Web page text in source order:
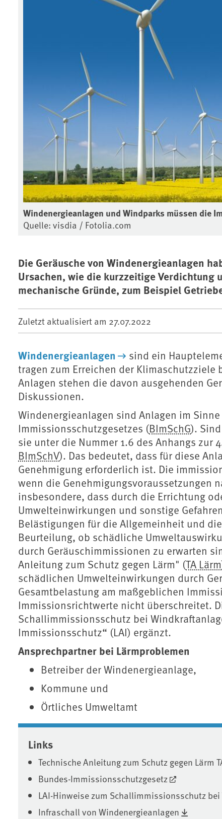
Windenergieanlagen und Windparks müssen die
Quelle: visdia / Fotolia.com
Die Geräusche von Windenergieanlagen
Ursachen, wie die kurzzeitige Verdichtung
mechanische Gründe, zum Beispiel
Zuletzt aktualisiert am 27.07.2022
Windenergieanlagen
sind ein
tragen zum Erreichen der
Anlagen stehen die davon ausgehenden
Diskussionen.
Windenergieanlagen sind Anlagen im
Immissionsschutzgesetzes (BImSchG).
sie unter die Nummer 1.6 des Anhangs
BImSchV). Das bedeutet, dass für diese
Genehmigung erforderlich ist. Die
wenn die Genehmigungsvoraussetzungen
insbesondere, dass durch die Errichtung
Umwelteinwirkungen und sonstige
Belästigungen für die Allgemeinheit und
Beurteilung, ob schädliche
durch Geräuschimmissionen zu erwarten
Anleitung zum Schutz gegen Lärm" (TA Lärm
schädlichen Umwelteinwirkungen durch
Gesamtbelastung am maßgeblichen
Immissionsrichtwerte nicht überschreitet.
Schallimmissionsschutz bei
Immissionsschutz“ (LAI) ergänzt.
Ansprechpartner bei Lärmproblemen
Betreiber der Windenergieanlage,
Kommune und
Örtliches Umweltamt
Associated content
Links
Technische Anleitung zum Schutz gegen Lärm
Bundes-Immissionsschutzgesetz
LAI-Hinweise zum Schallimmissionsschutz
Infraschall von Windenergieanlagen